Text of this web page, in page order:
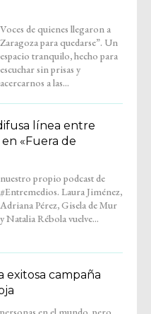
acercarnos a las...
línea entre
«Fuera de
y Natalia Rébola vuelve...
exitosa campaña